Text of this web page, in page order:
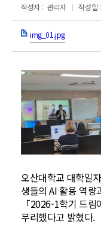
작성자 : 관리자 작성일 :
img_01.jpg
오산대학교 대학일
생들의 AI 활용 역
「2026-1학기 드
무리했다고 밝혔다.